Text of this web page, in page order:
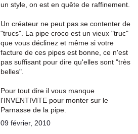
un style, on est en quête de raffinement.
Un créateur ne peut pas se contenter de
"trucs". La pipe croco est un vieux "truc"
que vous déclinez et même si votre
facture de ces pipes est bonne, ce n'est
pas suffisant pour dire qu'elles sont "très
belles".
Pour tout dire il vous manque
l'INVENTIVITE pour monter sur le
Parnasse de la pipe.
09 février, 2010